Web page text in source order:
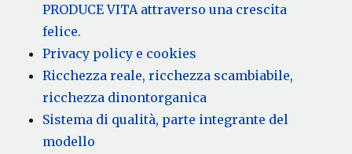
PRODUCE VITA attraverso una crescita
felice.
Privacy policy e cookies
Ricchezza reale, ricchezza scambiabile,
ricchezza dinontorganica
Sistema di qualità, parte integrante del
modello